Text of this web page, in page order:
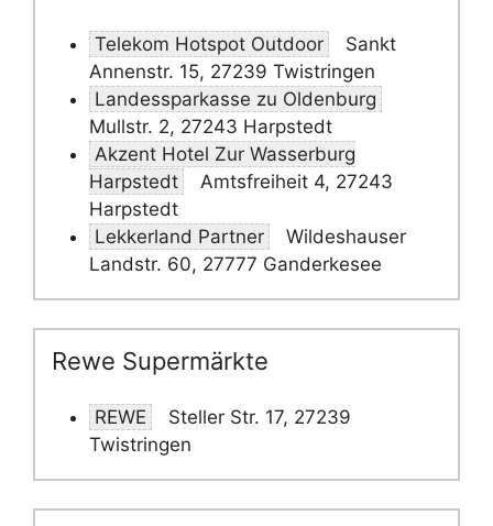
Telekom Hotspot Outdoor
Sankt
Annenstr. 15, 27239 Twistringen
Landessparkasse zu Oldenburg
Mullstr. 2, 27243 Harpstedt
Akzent Hotel Zur Wasserburg
Harpstedt
Amtsfreiheit 4, 27243
Harpstedt
Lekkerland Partner
Wildeshauser
Landstr. 60, 27777 Ganderkesee
Rewe Supermärkte
REWE
Steller Str. 17, 27239
Twistringen